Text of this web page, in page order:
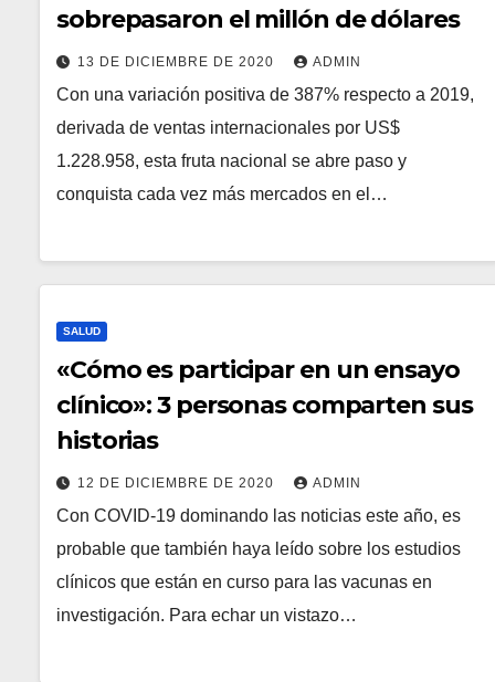
sobrepasaron el millón de dólares
13 DE DICIEMBRE DE 2020 ADMIN
Con una variación positiva de 387% respecto a 2019,
derivada de ventas internacionales por US$
1.228.958, esta fruta nacional se abre paso y
conquista cada vez más mercados en el…
SALUD
«Cómo es participar en un ensayo
clínico»: 3 personas comparten sus
historias
12 DE DICIEMBRE DE 2020 ADMIN
Con COVID-19 dominando las noticias este año, es
probable que también haya leído sobre los estudios
clínicos que están en curso para las vacunas en
investigación. Para echar un vistazo…